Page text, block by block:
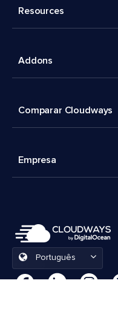
Resources
Addons
Comparar Cloudways
Empresa
Português